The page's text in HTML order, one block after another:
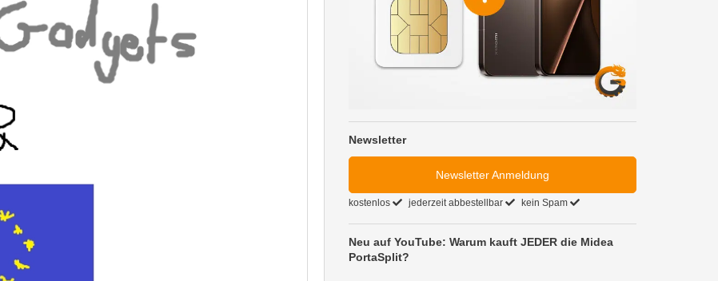
Newsletter
Newsletter Anmeldung
kostenlos jederzeit abbestellbar kein Spam
Neu auf YouTube: Warum kauft JEDER die Midea
PortaSplit?